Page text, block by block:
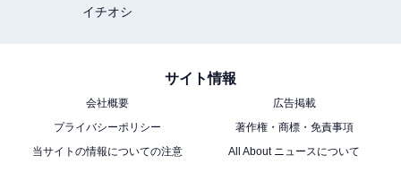
イチオシ
サイト情報
会社概要
広告掲載
プライバシーポリシー
著作権・商標・免責事項
当サイトの情報についての注意
All About ニュースについて